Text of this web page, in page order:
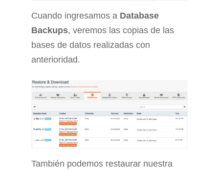
Cuando ingresamos a Database
Backups, veremos las copias de las
bases de datos realizadas con
anterioridad.
También podemos restaurar nuestra